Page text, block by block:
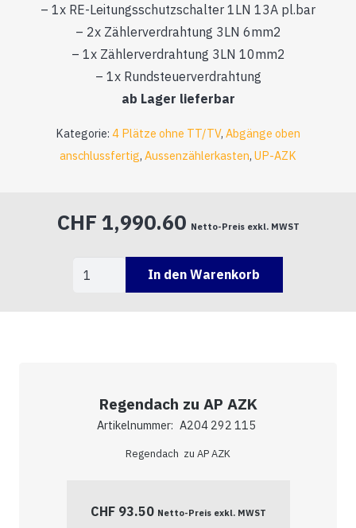
– 1x RE-Leitungsschutzschalter 1LN 13A pl.bar
– 2x Zählerverdrahtung 3LN 6mm2
– 1x Zählerverdrahtung 3LN 10mm2
– 1x Rundsteuerverdrahtung
ab Lager lieferbar
Kategorie: 4 Plätze ohne TT/TV, Abgänge oben
anschlussfertig, Aussenzählerkasten, UP-AZK
CHF 1,990.60 Netto-Preis exkl. MWST
A404
In den Warenkorb
Regendach zu AP AZK
Artikelnummer: A204 292 115
Regendach zu AP AZK
CHF93.50 Netto-Preis exkl. MWST